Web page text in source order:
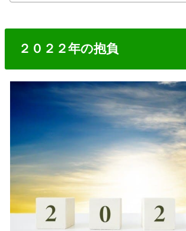
２０２２年の抱負